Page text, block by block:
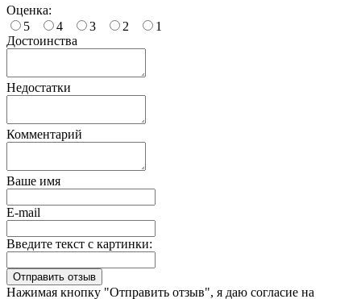
Оценка:
5
4 3 2
1
Достоинства
Недостатки
Комментарий
Ваше имя
E-mail
Введите текст с картинки:
Нажимая кнопку "Отправить отзыв", я даю согласие на